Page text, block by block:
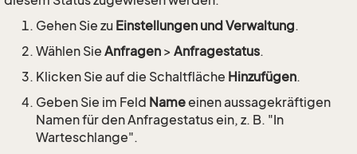
Gehen Sie zu Einstellungen und Verwaltung.
Wählen Sie Anfragen > Anfragestatus.
Klicken Sie auf die Schaltfläche Hinzufügen.
Geben Sie im Feld Nameeinen aussagekräftigen
Namen für den Anfragestatus ein, z. B. "In
Warteschlange".